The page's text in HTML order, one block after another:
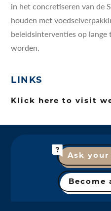
in het concretiseren van de
houden met
beleidsinterventies op
worden.
LINKS
Klick here to visit
Ask
Become